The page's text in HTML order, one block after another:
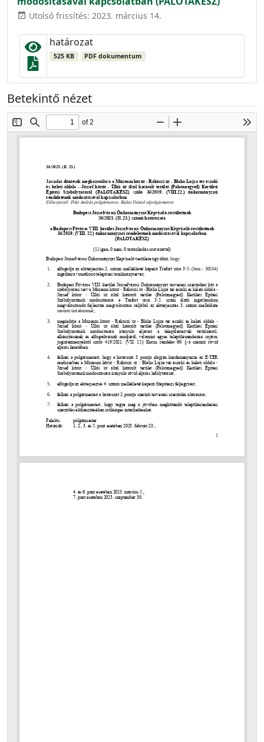
event_available Utolsó frissítés: 2023. március 14.
határozat
525 KB PDF dokumentum
Betekintő nézet